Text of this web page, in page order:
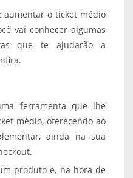
aumentar o ticket médio
vai conhecer algumas
que te ajudarão a
ferramenta que lhe
médio, oferecendo ao
ainda na sua
produto e, na hora de